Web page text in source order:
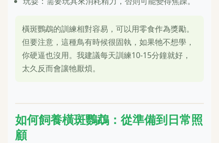
橫斑鸚鵡的訓練相對容易，可以用零食作為獎勵。
但要注意，這種鳥有時候很固執，如果牠不想學，
你硬逼也沒用。我建議每天訓練10-15分鐘就好，
太久反而會讓牠厭煩。
如何飼養橫斑鸚鵡：從準備到日常照
顧